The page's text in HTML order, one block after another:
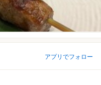
アプリでフォロー